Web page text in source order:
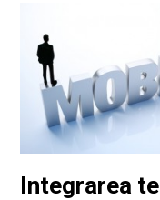
Integrarea